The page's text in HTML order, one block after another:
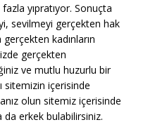
yıpratıyor. Sonuçta
sevilmeyi gerçekten hak
kadınların
gerçekten
ve mutlu huzurlu bir
sitemizin içerisinde
olun sitemiz içerisinde
erkek bulabilirsiniz.